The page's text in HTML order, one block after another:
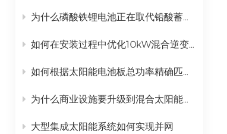
为什么磷酸铁锂电池正在取代铅酸蓄电池成为商业太阳能储能电池？
如何在安装过程中优化10kW混合逆变器的性能？
如何根据太阳能电池板总功率精确匹配混合逆变器
为什么商业设施要升级到混合太阳能发电系统？
大型集成太阳能系统如何实现并网